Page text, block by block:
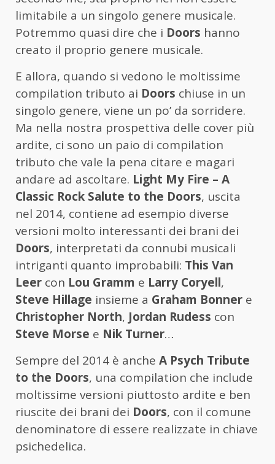
limitabile a un singolo genere musicale.
Potremmo quasi dire che i Doors hanno
creato il proprio genere musicale.
E allora, quando si vedono le moltissime
compilation tributo ai Doors chiuse in un
singolo genere, viene un po’ da sorridere.
Ma nella nostra prospettiva delle cover più
ardite, ci sono un paio di compilation
tributo che vale la pena citare e magari
andare ad ascoltare. Light My Fire – A
Classic Rock Salute to the Doors, uscita
nel 2014, contiene ad esempio diverse
versioni molto interessanti dei brani dei
Doors, interpretati da connubi musicali
intriganti quanto improbabili: This Van
Leer con Lou Gramm e Larry Coryell,
Steve Hillage insieme a Graham Bonner e
Christopher North, Jordan Rudess con
Steve Morse e Nik Turner…
Sempre del 2014 è anche A Psych Tribute
to the Doors, una compilation che include
moltissime versioni piuttosto ardite e ben
riuscite dei brani dei Doors, con il comune
denominatore di essere realizzate in chiave
psichedelica.